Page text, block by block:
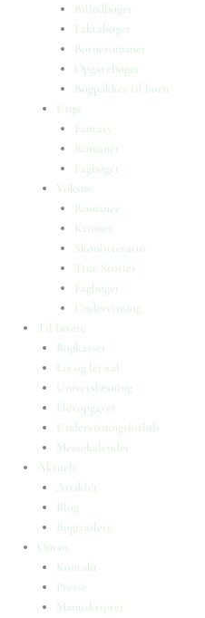
Billedbøger
Faktabøger
Børneromaner
Opgavebøger
Bogpakker til børn
Unge
Fantasy
Romaner
Fagbøger
Voksne
Romance
Krimier
Skønlitteratur
True Stories
Fagbøger
Undervisning
Til lærere
Bogkasser
Lix og let-tal
Universlæsning
Elevopgaver
Undervisningsforløb
Messekalender
Aktuelt
Artikler
Blog
Bogtrailere
Om os
Kontakt
Presse
Manuskripter